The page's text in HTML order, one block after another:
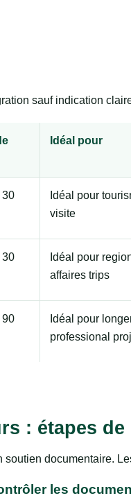
sauf indication
Idéal pour
30
Idéal pour
visite
30
Idéal pour
affaires trips
90
Idéal pour
professional
: étapes
documentaire.
les